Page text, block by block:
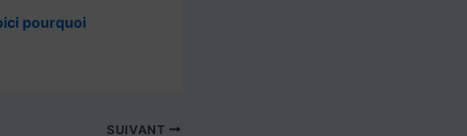
pourquoi
SUIVANT